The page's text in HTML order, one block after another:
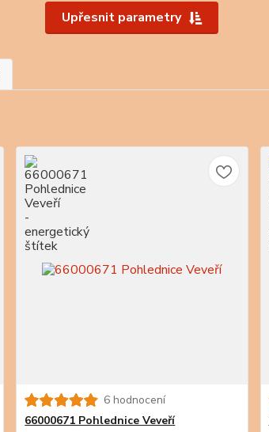
Upřesnit parametry
6 hodnocení
66000671 Pohlednice Veveří